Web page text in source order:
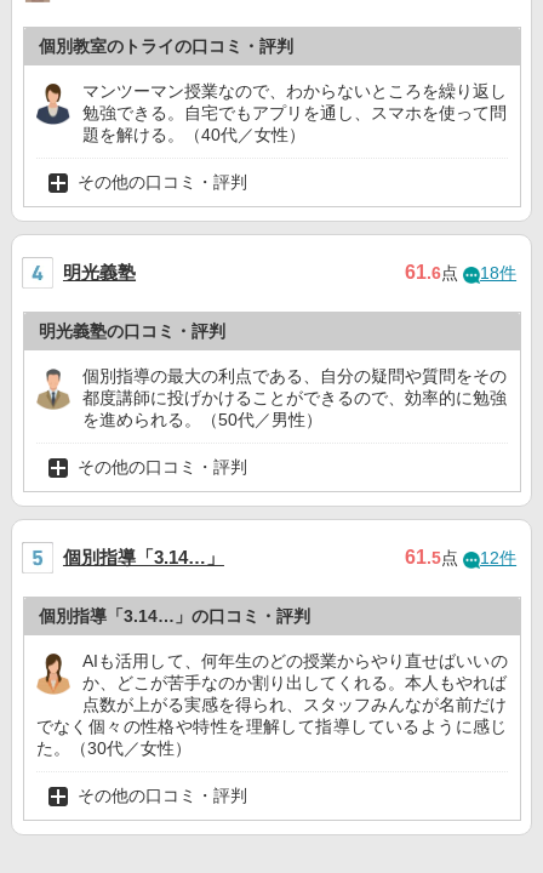
個別教室のトライの口コミ・評判
マンツーマン授業なので、わからないところを繰り返し
勉強できる。自宅でもアプリを通し、スマホを使って問
題を解ける。（40代／女性）
その他の口コミ・評判
明光義塾 61.6点 18件
明光義塾の口コミ・評判
個別指導の最大の利点である、自分の疑問や質問をその
都度講師に投げかけることができるので、効率的に勉強
を進められる。（50代／男性）
その他の口コミ・評判
個別指導「3.14…」 61.5点 12件
個別指導「3.14…」の口コミ・評判
AIも活用して、何年生のどの授業からやり直せばいいの
か、どこが苦手なのか割り出してくれる。本人もやれば
点数が上がる実感を得られ、スタッフみんなが名前だけ
でなく個々の性格や特性を理解して指導しているように感じ
た。（30代／女性）
その他の口コミ・評判